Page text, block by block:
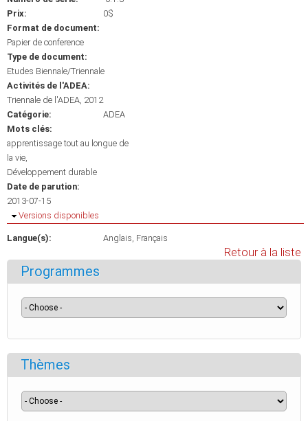
Prix:
0$
Format de document:
Papier de conference
Type de document:
Etudes Biennale/Triennale
Activités de l'ADEA:
Triennale de l'ADEA, 2012
Catégorie:
ADEA
Mots clés:
apprentissage tout au longue de
la vie
Développement durable
Date de parution:
2013-07-15
Masquer
Versions disponibles
Langue(s): Anglais Français
Retour à la liste
Programmes
Thèmes